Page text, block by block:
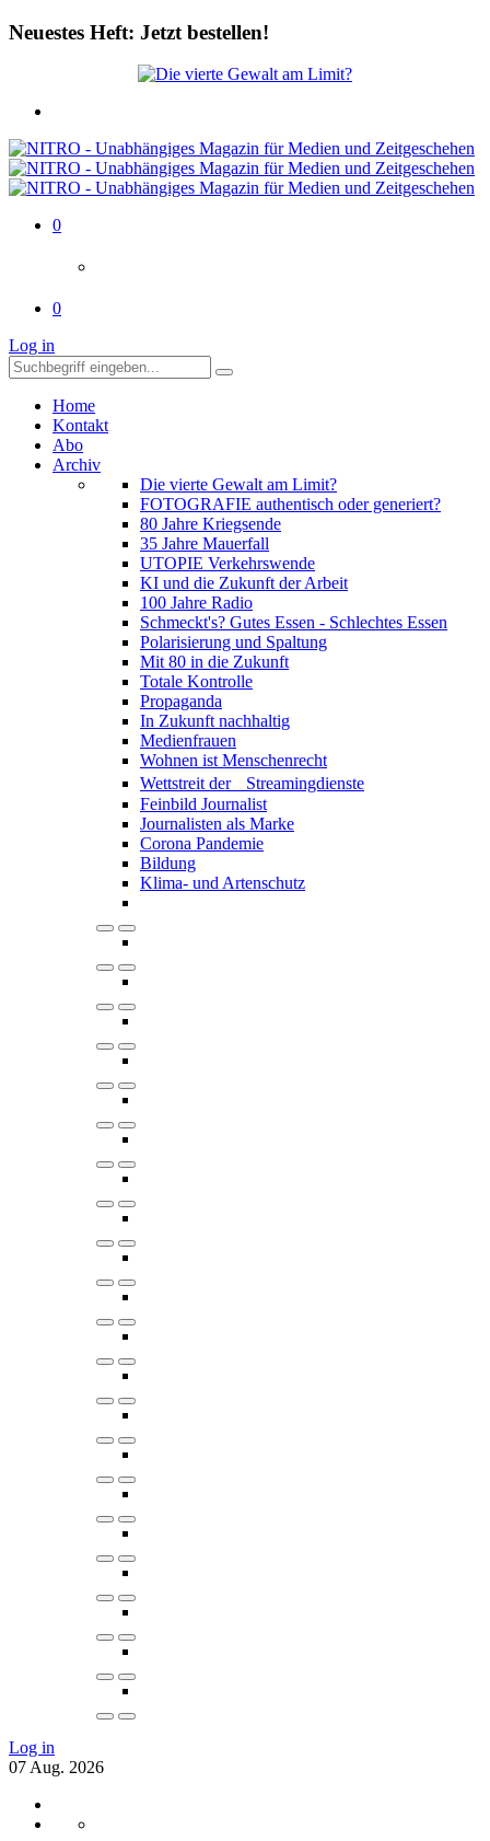
Neuestes Heft: Jetzt bestellen!
0
0
Log in
Home
Kontakt
Abo
Archiv
Die vierte Gewalt am Limit?
FOTOGRAFIE authentisch oder generiert?
80 Jahre Kriegsende
35 Jahre Mauerfall
UTOPIE Verkehrswende
KI und die Zukunft der Arbeit
100 Jahre Radio
Schmeckt's? Gutes Essen - Schlechtes Essen
Polarisierung und Spaltung
Mit 80 in die Zukunft
Totale Kontrolle
Propaganda
In Zukunft nachhaltig
Medienfrauen
Wohnen ist Menschenrecht
Wettstreit der Streamingdienste
Feinbild Journalist
Journalisten als Marke
Corona Pandemie
Bildung
Klima- und Artenschutz
Log in
07 Aug. 2026